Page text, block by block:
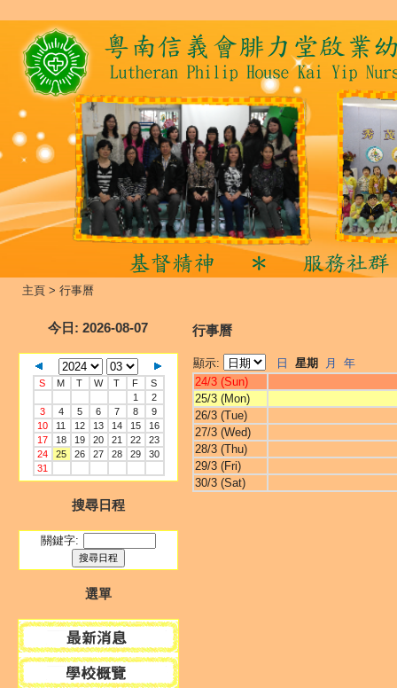
主頁 > 行事曆
今日 : 2026-08-07
S M T W T F
S
1
2
3
4 5 6 7 8
9
10
11 12 13 14 15
16
17
18 19 20 21 22
23
24
25 26 27 28 29
30
31
搜尋日程
關鍵字:
選單
行事曆
顯示: 日 星期 月
年
24/3 (Sun)
25/3 (Mon)
26/3 (Tue)
27/3 (Wed)
28/3 (Thu)
29/3 (Fri)
30/3 (Sat)